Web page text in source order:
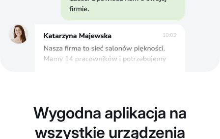
Wygodna aplikacja na
wszystkie urządzenia